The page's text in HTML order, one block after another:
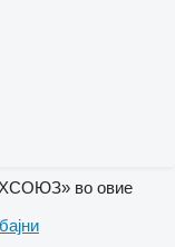
во овие